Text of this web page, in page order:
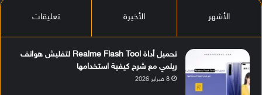
الأشهر الأخيرة تعليقات
تحميل أداة Realme Flash Tool لتفليش هواتف
ريلمي مع شرح كيفية استخدامها
8 فبراير 2026